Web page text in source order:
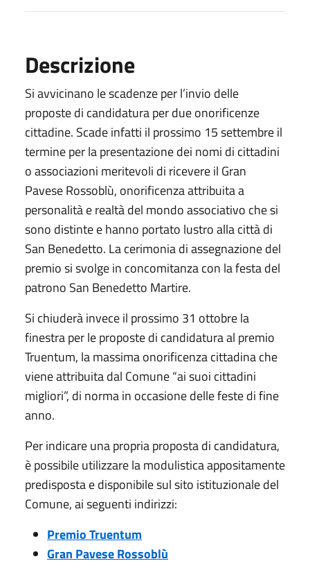
Descrizione
Si avvicinano le scadenze per l’invio delle
proposte di candidatura per due onorificenze
cittadine. Scade infatti il prossimo 15 settembre il
termine per la presentazione dei nomi di cittadini
o associazioni meritevoli di ricevere il Gran
Pavese Rossoblù, onorificenza attribuita a
personalità e realtà del mondo associativo che si
sono distinte e hanno portato lustro alla città di
San Benedetto. La cerimonia di assegnazione del
premio si svolge in concomitanza con la festa del
patrono San Benedetto Martire.
Si chiuderà invece il prossimo 31 ottobre la
finestra per le proposte di candidatura al premio
Truentum, la massima onorificenza cittadina che
viene attribuita dal Comune “ai suoi cittadini
migliori”, di norma in occasione delle feste di fine
anno.
Per indicare una propria proposta di candidatura,
è possibile utilizzare la modulistica appositamente
predisposta e disponibile sul sito istituzionale del
Comune, ai seguenti indirizzi:
Premio Truentum
Gran Pavese Rossoblù